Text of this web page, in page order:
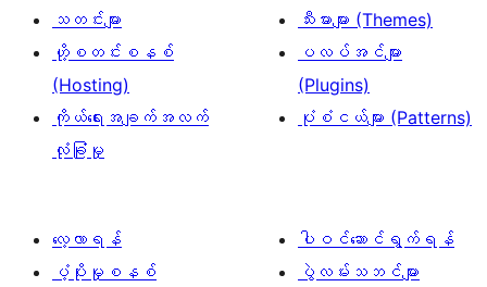
သတင်းများ
ဟို့စတင်းစနစ်
(Hosting)
ကိုယ်ရေးအချက်အလက်
လုံခြုံမှု
သီးမားများ (Themes)
ပလပ်အင်များ
(Plugins)
ပုံစံငယ်များ (Patterns)
လေ့လာရန်
ပံ့ပိုးမှုစနစ်
ပါဝင်ဆောင်ရွက်ရန်
ပွဲလမ်းသဘင်များ